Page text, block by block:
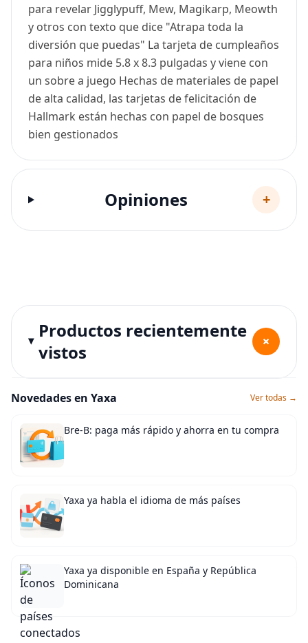
para revelar Jigglypuff, Mew, Magikarp, Meowth
y otros con texto que dice "Atrapa toda la
diversión que puedas" La tarjeta de cumpleaños
para niños mide 5.8 x 8.3 pulgadas y viene con
un sobre a juego Hechas de materiales de papel
de alta calidad, las tarjetas de felicitación de
Hallmark están hechas con papel de bosques
bien gestionados
Opiniones +
Productos recientemente
vistos
+
Novedades en Yaxa Ver todas →
Bre-B: paga más rápido y ahorra en tu compra
Yaxa ya habla el idioma de más países
Yaxa ya disponible en España y República
Dominicana